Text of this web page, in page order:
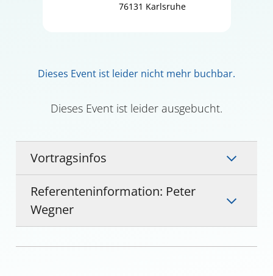
76131 Karlsruhe
Dieses Event ist leider nicht mehr buchbar.
Dieses Event ist leider ausgebucht.
Vortragsinfos
Referenteninformation: Peter
Wegner